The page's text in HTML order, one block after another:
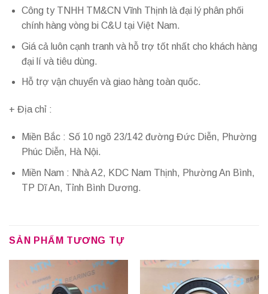
Công ty TNHH TM&CN Vĩnh Thịnh là đại lý phân phối
chính hàng vòng bi C&U tại Việt Nam.
Giá cả luôn cạnh tranh và hỗ trợ tốt nhất cho khách hàng
đại lí và tiêu dùng.
Hỗ trợ vận chuyển và giao hàng toàn quốc.
+ Địa chỉ :
Miền Bắc : Số 10 ngõ 23/142 đường Đức Diễn, Phường
Phúc Diễn, Hà Nội.
Miền Nam : Nhà A2, KDC Nam Thịnh, Phường An Bình,
TP Dĩ An, Tỉnh Bình Dương.
SẢN PHẨM TƯƠNG TỰ